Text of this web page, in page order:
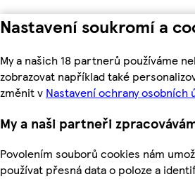
Nastavení soukromí a
My a našich 18 partnerů používáme
zobrazovat například také
změnit v Nastavení ochrany osobních
My a naši partneři
Povolením souborů cookies nám
používat přesná data o poloze a